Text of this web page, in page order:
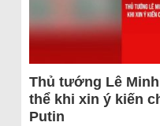
Thủ tướng Lê
thể khi xin ý kiến
Putin